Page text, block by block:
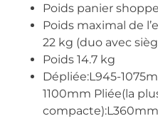
Poids panier
Poids maximal de
22 kg (duo avec
Poids 14.7 kg
Dépliée:L945-
1100mm Pliée(la